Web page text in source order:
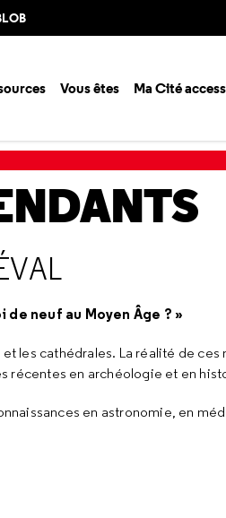
Vous êtes Ma Cité
neuf au Moyen Âge ? »
les cathédrales. La réalité de ces
récentes en archéologie et en
en astronomie, en